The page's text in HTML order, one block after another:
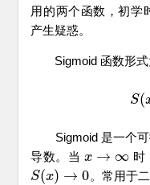
用的两个函数，初学
产生疑惑。
Sigmoid 函数形式
S(
Sigmoid 是一个可
导数。当x → ∞
x→∞ 时
S(x) → 0
S(x)→0
。常用于